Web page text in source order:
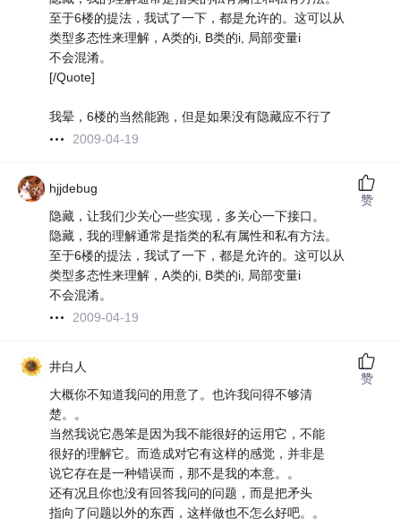
至于6楼的提法，我试了一下，都是允许的。这可以从
类型多态性来理解，A类的i, B类的i, 局部变量i
不会混淆。
[/Quote]
我晕，6楼的当然能跑，但是如果没有隐藏应不行了
2009-04-19
hjjdebug
隐藏，让我们少关心一些实现，多关心一下接口。
隐藏，我的理解通常是指类的私有属性和私有方法。
至于6楼的提法，我试了一下，都是允许的。这可以从
类型多态性来理解，A类的i, B类的i, 局部变量i
不会混淆。
2009-04-19
赞
井白人
大概你不知道我问的用意了。也许我问得不够清
楚。。
当然我说它愚笨是因为我不能很好的运用它，不能
很好的理解它。而造成对它有这样的感觉，并非是
说它存在是一种错误而，那不是我的本意。。
还有况且你也没有回答我问的问题，而是把矛头
指向了问题以外的东西，这样做也不怎么好吧。。
赞